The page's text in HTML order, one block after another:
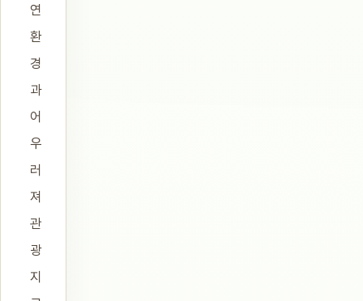
연
환
경
과
어
우
러
져
관
광
지